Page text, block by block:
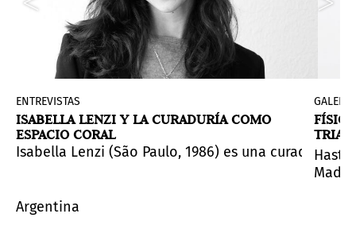
como el Museo Reina Sofía, Fundación
la serieBlack Mirror / Espejo Negroproducida por
Chancho yArtefactos Importantesde Leanne
ENTREVISTAS
ISABELLA LENZI Y LA CURADURÍA COMO
ESPACIO CORAL
Isabella Lenzi (São Paulo, 1986) es una curadora
Argentina
Hasta